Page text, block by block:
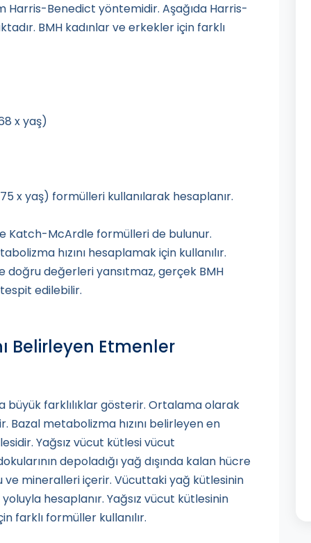
Harris-Benedict yöntemidir. Aşağıda Harris-
BMH kadınlar ve erkekler için farklı
x yaş)
x yaş) formülleri kullanılarak hesaplanır.
Katch-McArdle formülleri de bulunur.
hızını hesaplamak için kullanılır.
değerleri yansıtmaz, gerçek BMH
edilebilir.
Belirleyen Etmenler
büyük farklılıklar gösterir. Ortalama olarak
Bazal metabolizma hızını belirleyen en
Yağsız vücut kütlesi vücut
depoladığı yağ dışında kalan hücre
ve mineralleri içerir. Vücuttaki yağ kütlesinin
hesaplanır. Yağsız vücut kütlesinin
farklı formüller kullanılır.